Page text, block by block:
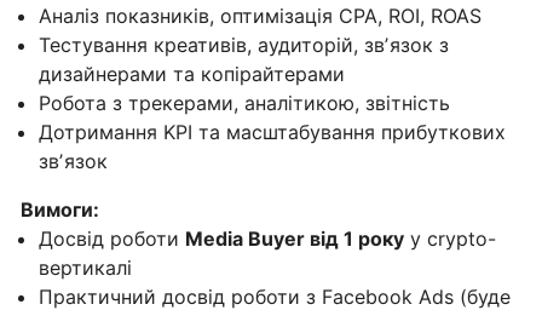
Аналіз показників, оптимізація CPA, ROI, ROAS
Тестування креативів, аудиторій, звʼязок з
дизайнерами та копірайтерами
Робота з трекерами, аналітикою, звітність
Дотримання KPI та масштабування прибуткових
звʼязок
Вимоги:
Досвід роботи Media Buyer від 1 року у crypto-
вертикалі
Практичний досвід роботи з Facebook Ads (буде